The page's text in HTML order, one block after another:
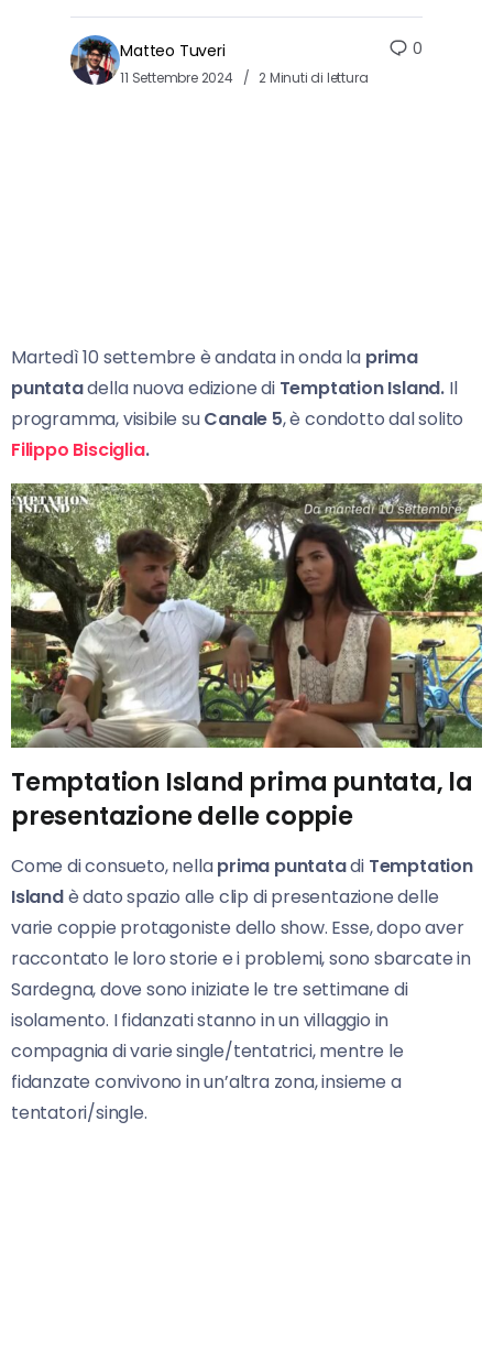
Matteo Tuveri
11 Settembre 2024 2 Minuti di lettura
0
Martedì 10 settembre è andata in onda la prima
puntatadella nuova edizione di Temptation Island. Il
programma, visibile suCanale 5, è condotto dal solito
Filippo Bisciglia.
Temptation Island prima puntata, la
presentazione delle coppie
Come di consueto, nellaprima puntatadi Temptation
Islandè dato spazio alle clip di presentazione delle
varie coppie protagoniste dello show. Esse, dopo aver
raccontato le loro storie e i problemi, sono sbarcate in
Sardegna, dove sono iniziate le tre settimane di
isolamento. I fidanzati stanno in un villaggio in
compagnia di varie single/tentatrici, mentre le
fidanzate convivono in un’altra zona, insieme a
tentatori/single.